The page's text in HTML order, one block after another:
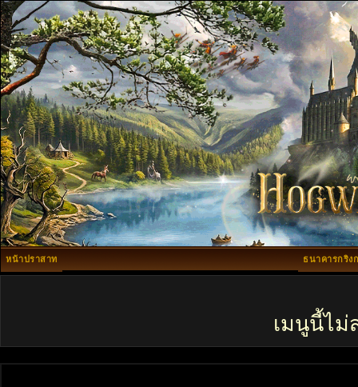
หน้าปราสาท ธนาคารกริง
เมนูนี้ไม่